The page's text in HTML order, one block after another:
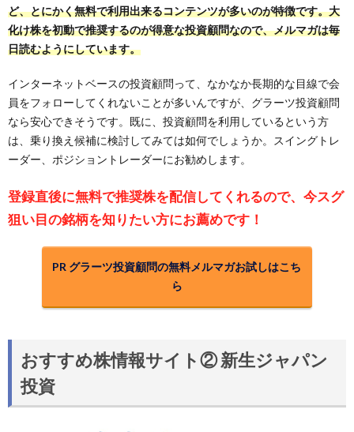
ど、とにかく無料で利用出来るコンテンツが多いのが特徴です。大
化け株を初動で推奨するのが得意な投資顧問なので、メルマガは毎
日読むようにしています。
インターネットベースの投資顧問って、なかなか長期的な目線で会
員をフォローしてくれないことが多いんですが、グラーツ投資顧問
なら安心できそうです。既に、投資顧問を利用しているという方
は、乗り換え候補に検討してみては如何でしょうか。スイングトレ
ーダー、ポジショントレーダーにお勧めします。
登録直後に無料で推奨株を配信してくれるので、今スグ
狙い目の銘柄を知りたい方にお薦めです！
PR グラーツ投資顧問の無料メルマガお試しはこち
ら
おすすめ株情報サイト② 新生ジャパン
投資